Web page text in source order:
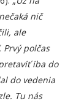
nič
ale
polčas
iba do
do vedenia
Tu nás